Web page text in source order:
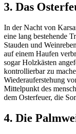
3. Das
In der Nacht von
eine lang bestehende
Stauden und
auf einem Haufen
sogar Holzkästen
kontrollierbar zu
Wiederauferstehung
Mittelpunkt des
dem Osterfeuer, die
4. Die